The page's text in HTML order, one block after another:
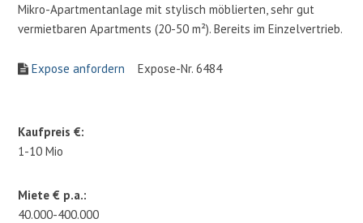
Mikro-Apartmentanlage mit stylisch möblierten, sehr gut
vermietbaren Apartments (20-50 m²). Bereits im Einzelvertrieb.
Expose anfordern Expose-Nr. 6484
Kaufpreis €:
1-10 Mio
Miete € p.a.:
40.000-400.000